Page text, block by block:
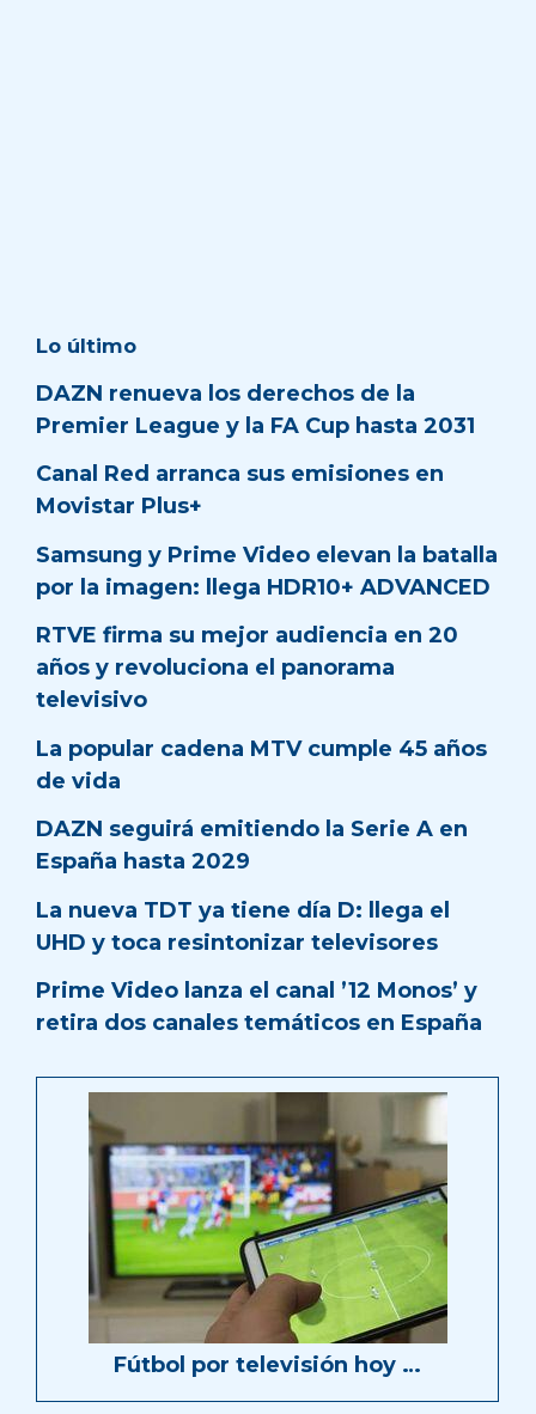
Lo último
DAZN renueva los derechos de la
Premier League y la FA Cup hasta 2031
Canal Red arranca sus emisiones en
Movistar Plus+
Samsung y Prime Video elevan la batalla
por la imagen: llega HDR10+ ADVANCED
RTVE firma su mejor audiencia en 20
años y revoluciona el panorama
televisivo
La popular cadena MTV cumple 45 años
de vida
DAZN seguirá emitiendo la Serie A en
España hasta 2029
La nueva TDT ya tiene día D: llega el
UHD y toca resintonizar televisores
Prime Video lanza el canal ’12 Monos’ y
retira dos canales temáticos en España
Fútbol por televisión hoy …